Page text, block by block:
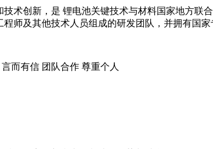
创新，是 锂电池关键技术与材料国家地方联
师及其他技术人员组成的研发团队，并拥有国
有信 团队合作 尊重个人